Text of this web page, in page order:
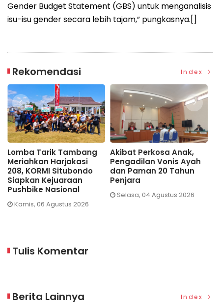
Gender Budget Statement (GBS) untuk menganalisis
isu-isu gender secara lebih tajam,” pungkasnya.[]
Rekomendasi Index
Tarik Tambang
Harjakasi
Situbondo
Kejuaraan
Nasional
06 Agustus 2026
Akibat Perkosa Anak,
Pengadilan Vonis Ayah
dan Paman 20 Tahun
Penjara
Selasa, 04 Agustus 2026
Giling
Naik 30
Syukuri
Sabtu, 01
Tulis Komentar
Berita Lainnya Index